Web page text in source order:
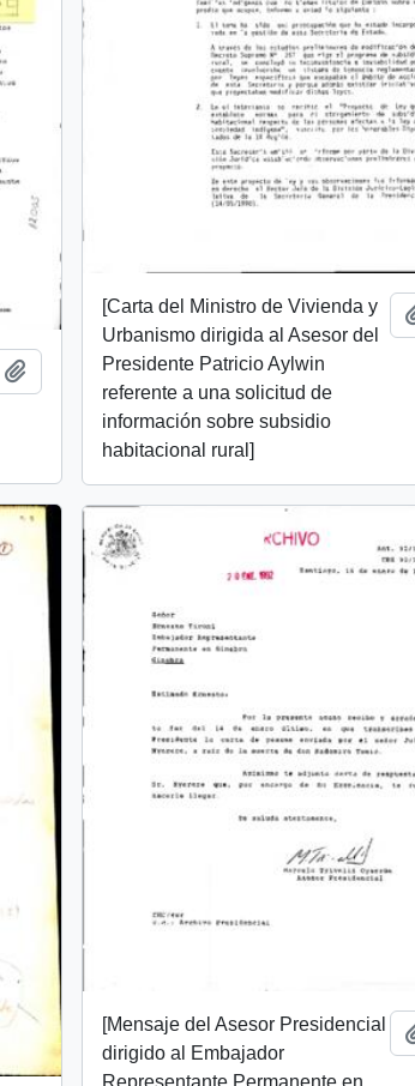
[Carta del Ministro de Vivienda y
Urbanismo dirigida al Asesor del
Presidente Patricio Aylwin
referente a una solicitud de
información sobre subsidio
habitacional rural]
Añadir al portapapeles
[Mensaje del Asesor Presidencial
dirigido al Embajador
Representante Permanente en